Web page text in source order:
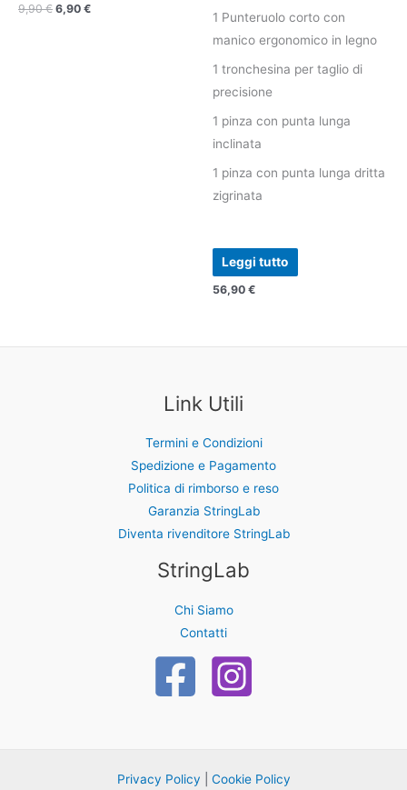
9,90€ 6,90 €
1 Punteruolo corto con
manico ergonomico in legno
1 tronchesina per taglio di
precisione
1 pinza con punta lunga
inclinata
1 pinza con punta lunga dritta
zigrinata
Leggi tutto
56,90 €
Link Utili
Termini e Condizioni
Spedizione e Pagamento
Politica di rimborso e reso
Garanzia StringLab
Diventa rivenditore StringLab
StringLab
Chi Siamo
Contatti
Privacy Policy Cookie Policy